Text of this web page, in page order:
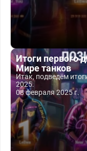
Итоги первого
Мире танков
Итак, подведём
2025.
08 февраля 2025 г.